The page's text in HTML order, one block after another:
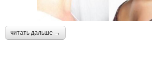
читать дальше →